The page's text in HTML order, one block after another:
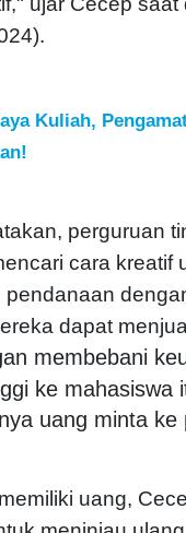
Kuliah,
perguruan
cara kreatif
pendanaan
dapat
membebani
ke mahasiswa
uang minta ke
uang,